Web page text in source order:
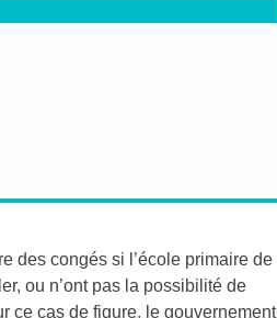
des congés si l’école primaire de
ou n’ont pas la possibilité de
ce cas de figure, le gouvernement